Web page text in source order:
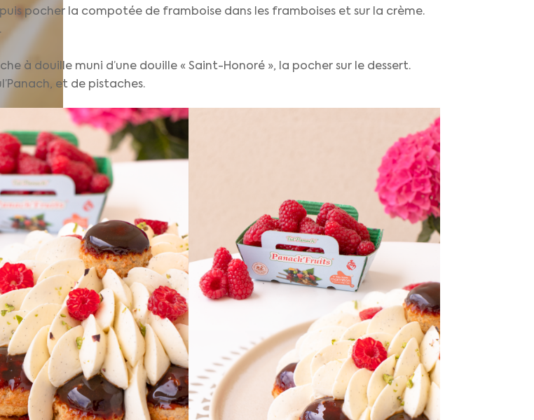
pocher la compotée de framboise dans les framboises et sur la crème.
à douille muni d’une douille « Saint-Honoré », la pocher sur le dessert.
et de pistaches.